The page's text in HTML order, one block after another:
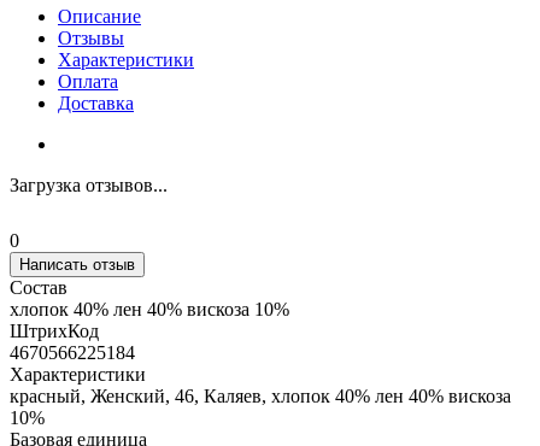
Описание
Отзывы
Характеристики
Оплата
Доставка
Загрузка отзывов...
0
Написать отзыв
Состав
хлопок 40% лен 40% вискоза 10%
ШтрихКод
4670566225184
Характеристики
красный, Женский, 46, Каляев, хлопок 40% лен 40% вискоза
10%
Базовая единица